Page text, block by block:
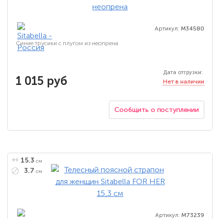
Артикул: M34580
Синие трусики с плугом из неопрена
1 015 руб
Дата отгрузки:
Нет в наличии
Сообщить о поступлении
15.3 см
3.7 см
Артикул: M73239